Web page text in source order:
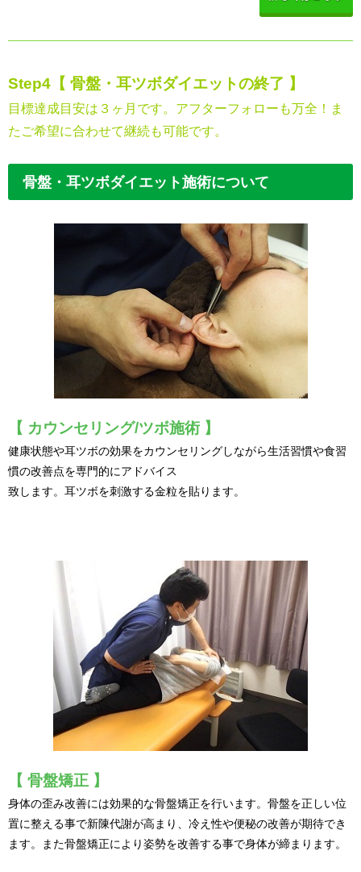
Step4 【 骨盤・耳ツボダイエットの終了 】
目標達成目安は３ヶ月です。アフターフォローも万全！ま
たご希望に合わせて継続も可能です。
骨盤・耳ツボダイエット施術について
【 カウンセリング/ツボ施術 】
健康状態や耳ツボの効果をカウンセリングしながら生活習慣や食習
慣の改善点を専門的にアドバイス
致します。 耳ツボを刺激する金粒を貼ります。
【 骨盤矯正 】
身体の歪み改善には効果的な骨盤矯正を行います。 骨盤を正しい位
置に整える事で新陳代謝が高まり、 冷え性や便秘の改善が期待でき
ます。
また骨盤矯正により姿勢を改善する事で身体が締まります。